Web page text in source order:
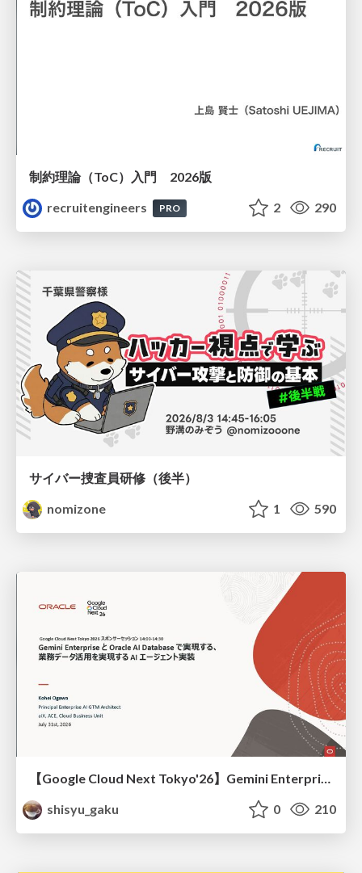
制約理論（ToC）入門 2026版
recruitengineers
PRO 2 290
サイバー捜査員研修（後半）
nomizone
1 590
【Google Cloud Next Tokyo'26】Gemini Enterprise と Oracle AI Database で実現する、 業務データ活用を実現する AI エージェント実装
shisyu_gaku
0 210